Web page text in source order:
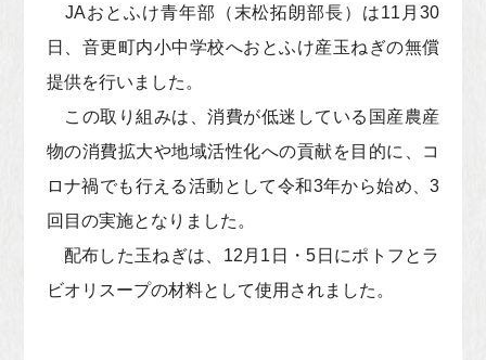
JAおとふけ青年部（末松拓朗部長）は11月30
日、音更町内小中学校へおとふけ産玉ねぎの無償
提供を行いました。
この取り組みは、消費が低迷している国産農産
物の消費拡大や地域活性化への貢献を目的に、コ
ロナ禍でも行える活動として令和3年から始め、3
回目の実施となりました。
配布した玉ねぎは、12月1日・5日にポトフとラ
ビオリスープの材料として使用されました。